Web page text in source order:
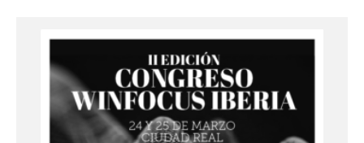
Ecografía clínica en paciente
agudo, urgente y crítico – 15 y 16 de
SEPTIEMBRE 2022
Universitat de Lleida. Campus de Cap Pont.